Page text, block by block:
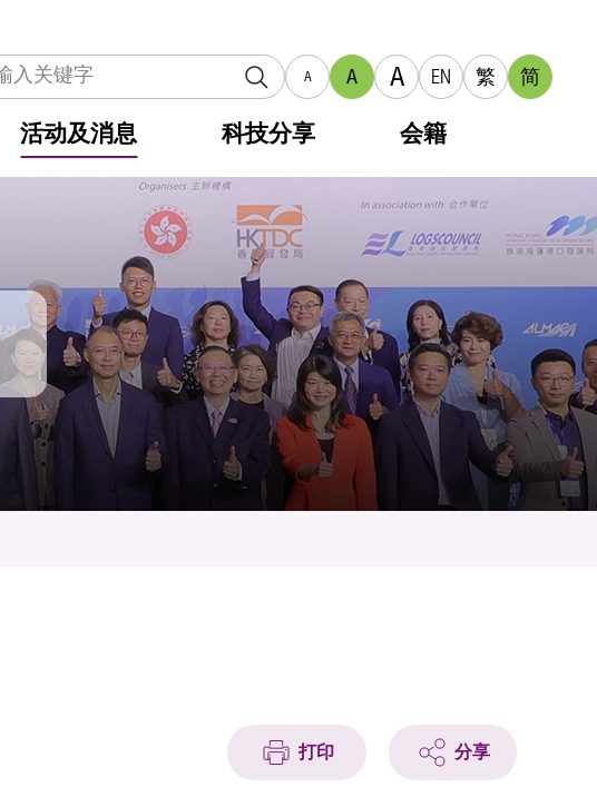
A A A EN 繁 简
活动及消息 科技分享 会籍
打印 分享